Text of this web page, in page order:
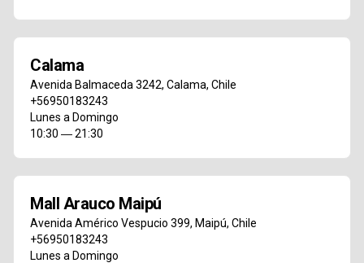
Calama
Avenida Balmaceda 3242, Calama, Chile
+56950183243
Lunes a Domingo
10:30 ― 21:30
Mall Arauco Maipú
Avenida Américo Vespucio 399, Maipú, Chile
+56950183243
Lunes a Domingo